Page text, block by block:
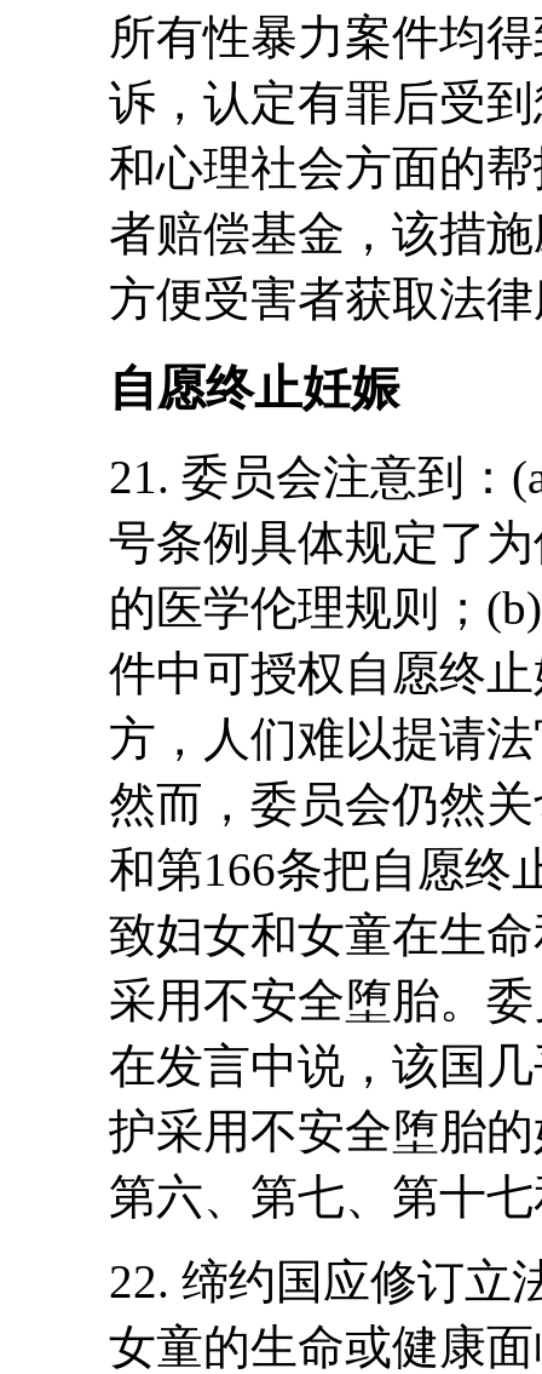
所有性暴力案件均
诉，认定有罪后受
和心理社会方面的
者赔偿基金，该措
方便受害者获取法
自愿终止妊娠
21. 委员会注意到：
号条例具体规定了
的医学伦理规则；
件中可授权自愿终
方，人们难以提请
然而，委员会仍然
和第166条把自愿终
致妇女和女童在生
采用不安全堕胎。
在发言中说，该国
护采用不安全堕胎
第六、第七、第十
22. 缔约国应修订立
女童的生命或健康